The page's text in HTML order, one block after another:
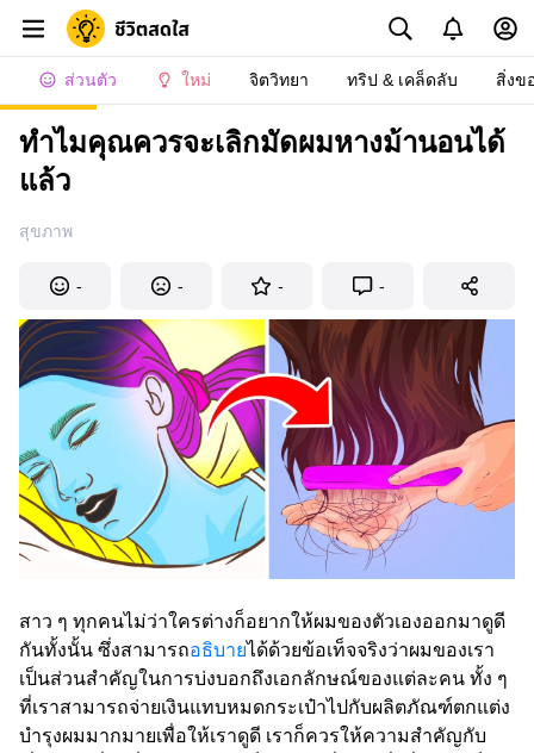
ส่วนตัว ใหม่ จิตวิทยา ทริป & เคล็ดลับ สิ่งข
ทำไมคุณควรจะเลิกมัดผมหางม้านอนได้
แล้ว
สุขภาพ
- - - -
สาว ๆ ทุกคนไม่ว่าใครต่างก็อยากให้ผมของตัวเองออกมาดูดี
กันทั้งนั้น ซึ่งสามารถอธิบายได้ด้วยข้อเท็จจริงว่าผมของเรา
เป็นส่วนสำคัญในการบ่งบอกถึงเอกลักษณ์ของแต่ละคน ทั้ง ๆ
ที่เราสามารถจ่ายเงินแทบหมดกระเป๋าไปกับผลิตภัณฑ์ตกแต่ง
บำรุงผมมากมายเพื่อให้เราดูดี เราก็ควรให้ความสำคัญกับ